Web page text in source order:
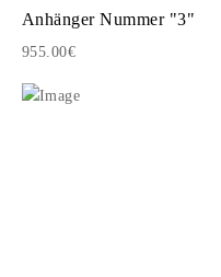
Anhänger Nummer "3"
955.00€